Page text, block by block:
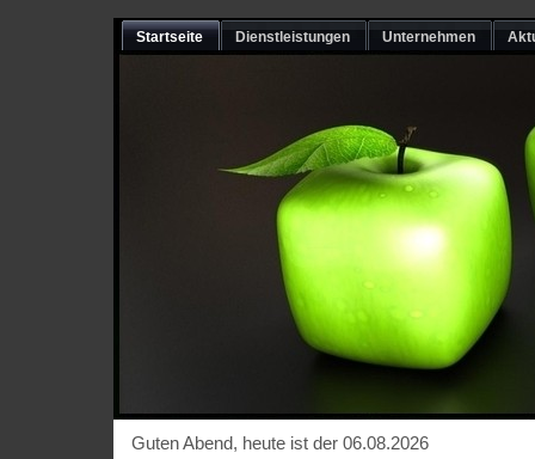
Startseite Dienstleistungen Unternehmen
Guten Abend, heute ist der 06.08.2026